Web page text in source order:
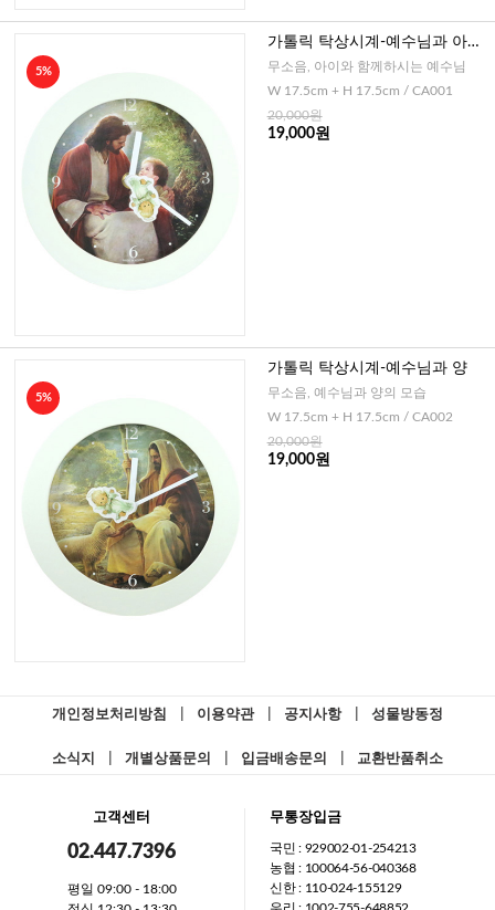
5%
가톨릭 탁상시계-예수님과 아이
1
무소음, 아이와 함께하시는 예수님
W 17.5cm + H 17.5cm / CA001
20,000원
19,000원
5%
가톨릭 탁상시계-예수님과 양
무소음, 예수님과 양의 모습
W 17.5cm + H 17.5cm / CA002
20,000원
19,000원
개인정보처리방침 이용약관 공지사항 성물방동정
소식지 개별상품문의 입금배송문의 교환반품취소
고객센터
02.447.7396
평일 09:00 - 18:00
무통장입금
국민 : 929002-01-254213
농협 : 100064-56-040368
신한 : 110-024-155129